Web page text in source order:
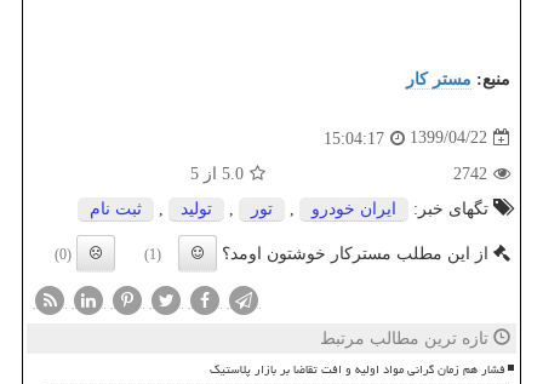
منبع: مستر كار
1399/04/22
15:04:17
2742
5.0 از 5
تگهای خبر:
ایران خودرو , تور , تولید , ثبت نام
از این مطلب مسترکار خوشتون اومد؟ (1)
(0)
تازه ترین مطالب مرتبط
فشار هم زمان گرانی مواد اولیه و افت تقاضا بر بازار پلاستیک